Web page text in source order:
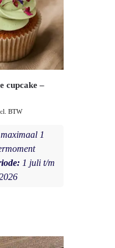
cupcake –
BTW
maximaal 1
1 juli t/m